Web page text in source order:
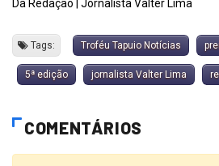
Da Redação | Jornalista Valter Lima
Tags: Troféu Tapuio Notícias
5ª edição jornalista Valter Lima
COMENTÁRIOS